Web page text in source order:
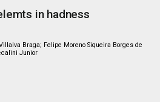
in hadness
Braga; Felipe Moreno Siqueira Borges de
Junior